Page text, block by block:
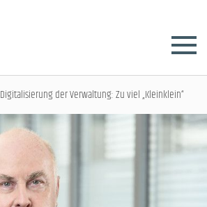
Digitalisierung der Verwaltung: Zu viel „Kleinklein“